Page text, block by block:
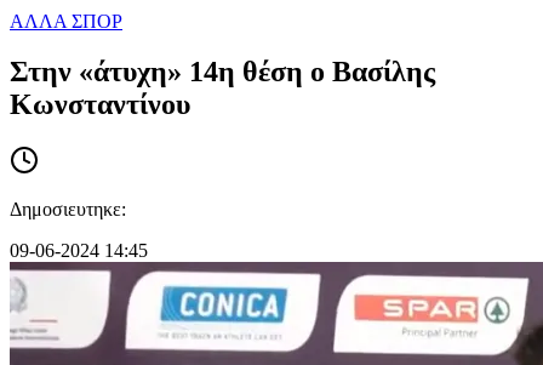
ΑΛΛΑ ΣΠΟΡ
Στην «άτυχη» 14η θέση ο Βασίλης
Κωνσταντίνου
Δημοσιευτηκε:
09-06-2024 14:45